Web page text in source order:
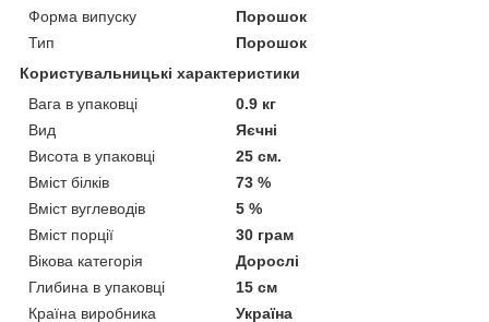
Форма випуску
Порошок
Тип
Порошок
Користувальницькі характеристики
Вага в упаковці
0.9 кг
Вид
Яєчні
Висота в упаковці
25 см.
Вміст білків
73 %
Вміст вуглеводів
5 %
Вміст порції
30 грам
Вікова категорія
Дорослі
Глибина в упаковці
15 см
Країна виробника
Україна